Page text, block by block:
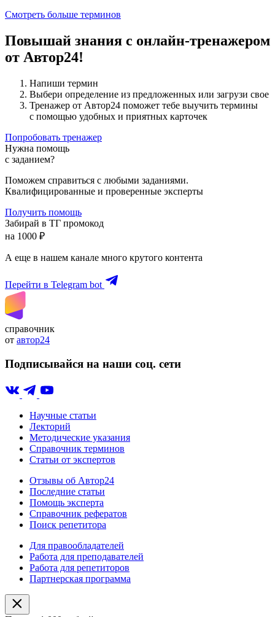
Смотреть больше терминов
Повышай знания с онлайн-тренажером
от Автор24!
Напиши термин
Выбери определение из предложенных или загрузи свое
Тренажер от Автор24 поможет тебе выучить термины
с помощью удобных и приятных карточек
Попробовать тренажер
Нужна помощь
с заданием?
Поможем справиться с любыми заданиями.
Квалифицированные и проверенные эксперты
Получить помощь
Забирай в ТГ промокод
на 1000 ₽
А еще в нашем канале много крутого контента
Перейти в Telegram bot
справочник
от автор24
Подписывайся на наши соц. сети
Научные статьи
Лекторий
Методические указания
Справочник терминов
Статьи от экспертов
Отзывы об Автор24
Последние статьи
Помощь эксперта
Справочник рефератов
Поиск репетитора
Для правообладателей
Работа для преподавателей
Работа для репетиторов
Партнерская программа